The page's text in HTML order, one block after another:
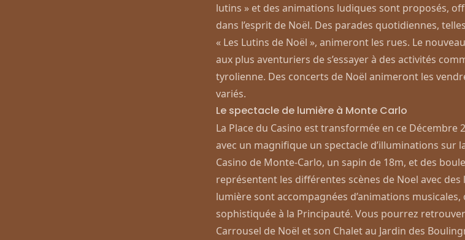
lutins » et des animations ludiques sont proposés,
dans l’esprit de Noël. Des parades quotidiennes,
« Les Lutins de Noël », animeront les rues. Le nouveau
aux plus aventuriers de s’essayer à des activités
tyrolienne. Des concerts de Noël animeront les
variés.
Le spectacle de lumière à Monte Carlo
La Place du Casino est transformée en ce Décembre
avec un magnifique un spectacle d’illuminations sur
Casino de Monte-Carlo, un sapin de 18m, et des
représentent les différentes scènes de Noel avec
lumière sont accompagnées d’animations
sophistiquée à la Principauté​. Vous pourrez
Carrousel de Noël et son Chalet au Jardin des